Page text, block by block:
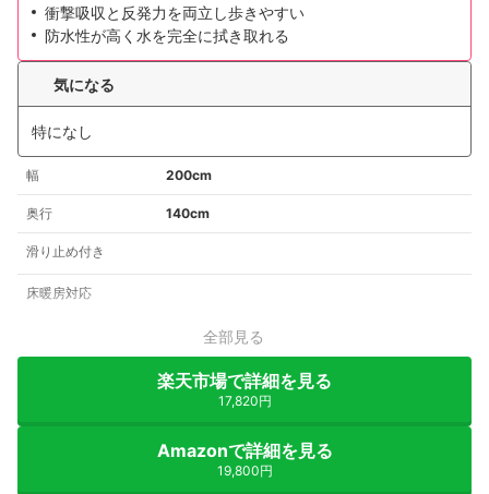
衝撃吸収と反発力を両立し歩きやすい
防水性が高く水を完全に拭き取れる
気になる
特になし
幅 200cm
奥行 140cm
滑り止め付き
床暖房対応
全部見る
楽天市場で詳細を見る
17,820円
Amazonで詳細を見る
19,800円